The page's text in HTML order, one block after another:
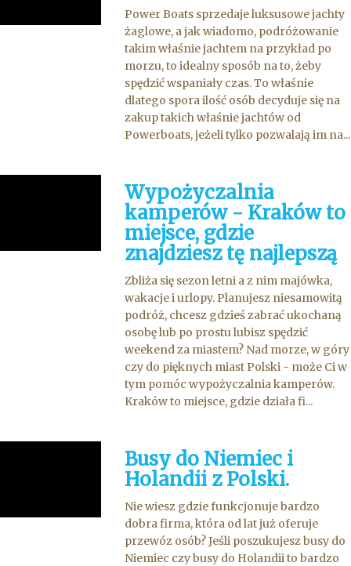
Power Boats sprzedaje luksusowe jachty
żaglowe, a jak wiadomo, podróżowanie
takim właśnie jachtem na przykład po
morzu, to idealny sposób na to, żeby
spędzić wspaniały czas. To właśnie
dlatego spora ilość osób decyduje się na
zakup takich właśnie jachtów od
Powerboats, jeżeli tylko pozwalają im na...
Wypożyczalnia
kamperów - Kraków to
miejsce, gdzie
znajdziesz tę najlepszą
Zbliża się sezon letni a z nim majówka,
wakacje i urlopy. Planujesz niesamowitą
podróż, chcesz gdzieś zabrać ukochaną
osobę lub po prostu lubisz spędzić
weekend za miastem? Nad morze, w góry
czy do pięknych miast Polski - może Ci w
tym pomóc wypożyczalnia kamperów.
Kraków to miejsce, gdzie działa fi...
Busy do Niemiec i
Holandii z Polski.
Nie wiesz gdzie funkcjonuje bardzo
dobra firma, która od lat już oferuje
przewóz osób? Jeśli poszukujesz busy do
Niemiec czy busy do Holandii to bardzo